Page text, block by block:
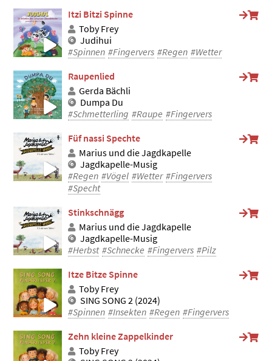
Itzi Bitzi Spinne
Toby Frey
Judihui
#Spinnen #Fingervers #Regen #Wetter
Raupenlied
Gerda Bächli
Dumpa Du
#Schmetterling #Raupe #Fingervers
Füf nassi Spechte
Marius und die Jagdkapelle
Jagdkapelle-Musig
#Regen #Vögel #Wetter #Fingervers
#Specht
Stinkschnägg
Marius und die Jagdkapelle
Jagdkapelle-Musig
#Herbst #Schnecke #Fingervers #Pilz
Itze Bitze Spinne
Toby Frey
SING SONG 2 (2024)
#Spinnen #Insekten #Regen #Fingervers
Zehn kleine Zappelkinder
Toby Frey